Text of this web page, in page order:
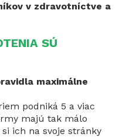
v zdravotníctve a
SÚ
maximálne
podniká 5 a viac
majú tak málo
ich na svoje stránky